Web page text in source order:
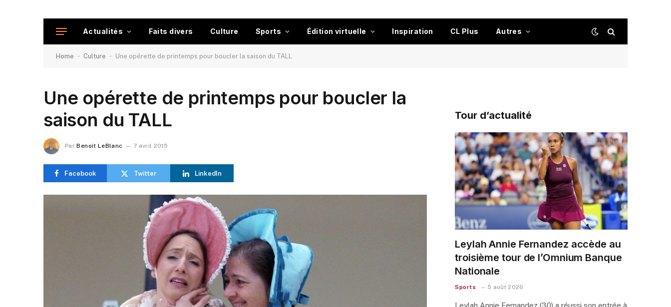
Actualités Faits divers Culture Sports Édition virtuelle Inspiration CL Plus Autres
Home - Culture - Une opérette de printemps pour boucler la saison du TALL
Une opérette de printemps pour boucler la
saison du TALL
Par Benoit LeBlanc 7 avril 2015
Facebook Twitter LinkedIn
Tour d’actualité
Leylah Annie Fernandez accède au
troisième tour de l’Omnium Banque
Nationale
Sports 5 août 2026
Leylah Annie Fernandez (30) a réussi son entrée à